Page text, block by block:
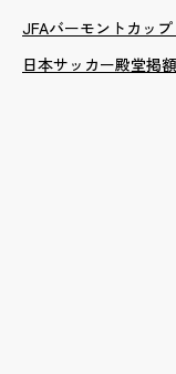
JFAバーモントカッ
日本サッカー殿堂掲